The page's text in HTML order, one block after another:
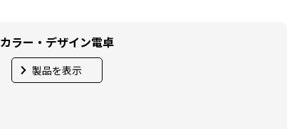
カラー・デザイン電卓
製品を表示